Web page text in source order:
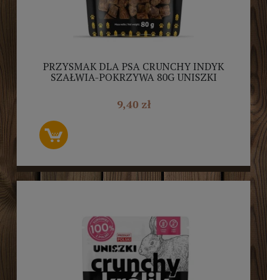
PRZYSMAK DLA PSA CRUNCHY INDYK
SZAŁWIA-POKRZYWA 80G UNISZKI
9,40 zł